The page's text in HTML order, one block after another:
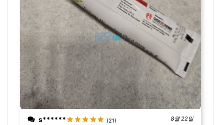
s****** (21) 8월 22일